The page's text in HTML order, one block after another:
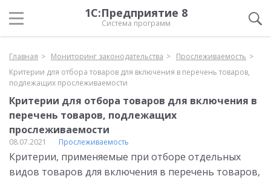
1С:Предприятие 8
Система программ
Главная Мониторинг законодательства
Прослеживаемость
Критерии для отбора товаров для включения в перечень товаров,
подлежащих прослеживаемости
Критерии для отбора товаров для включения в
перечень товаров, подлежащих
прослеживаемости
08.07.2021 Прослеживаемость
Критерии, применяемые при отборе отдельных
видов товаров для включения в перечень товаров,